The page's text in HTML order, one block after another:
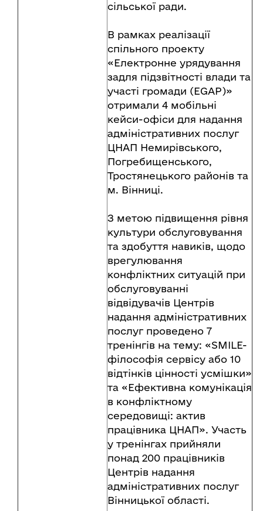
сільської ради.
В рамках реалізації
спільного проекту
«Електронне урядування
задля підзвітності влади та
участі громади (EGAP)»
отримали 4 мобільні
кейси-офіси для надання
адміністративних послуг
ЦНАП Немирівського,
Погребищенського,
Тростянецького районів та
м. Вінниці.
З метою підвищення рівня
культури обслуговування
та здобуття навиків, щодо
врегулювання
конфліктних ситуацій при
обслуговуванні
відвідувачів Центрів
надання адміністративних
послуг проведено 7
тренінгів на тему: «SMILE-
філософія сервісу або 10
відтінків цінності усмішки»
та «Ефективна комунікація
в конфліктному
середовищі: актив
працівника ЦНАП». Участь
у тренінгах прийняли
понад 200 працівників
Центрів надання
адміністративних послуг
Вінницької області.